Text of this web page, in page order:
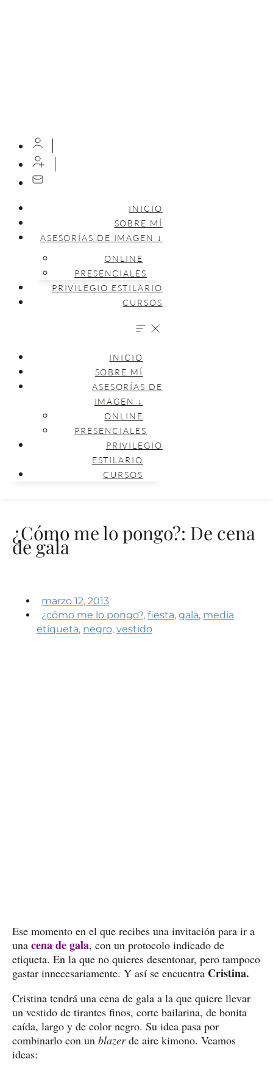
INICIO
SOBRE MÍ
ASESORÍAS DE IMAGEN ↓
ONLINE
PRESENCIALES
PRIVILEGIO ESTILARIO
CURSOS
INICIO
SOBRE MÍ
ASESORÍAS DE
IMAGEN ↓
ONLINE
PRESENCIALES
PRIVILEGIO
ESTILARIO
CURSOS
¿Cómo me lo pongo?: De cena
de gala
marzo 12, 2013
¿cómo me lo pongo?, fiesta, gala, media
etiqueta, negro, vestido
Ese momento en el que recibes una invitación para ir a
una cena de gala, con un protocolo indicado de
etiqueta. En la que no quieres desentonar, pero tampoco
gastar innecesariamente. Y así se encuentra Cristina.
Cristina tendrá una cena de gala a la que quiere llevar
un vestido de tirantes finos, corte bailarina, de bonita
caída, largo y de color negro. Su idea pasa por
combinarlo con un blazerde aire kimono. Veamos
ideas: